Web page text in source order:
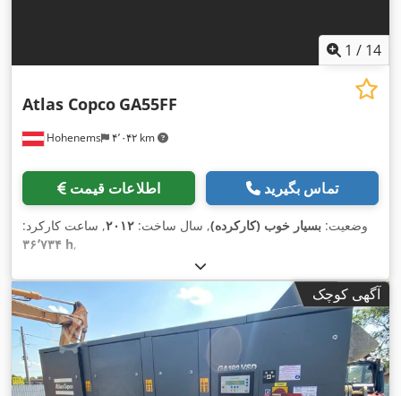
1 / 14
Hohenems ۴٬۰۴۲ km
Atlas Copco GA55FF
اطلاعات قیمت تماس بگیرید
وضعیت: بسیار خوب (کارکرده), سال ساخت: ۲۰۱۲, ساعت کارکرد:
۳۶٬۷۳۴ h,
آگهی کوچک